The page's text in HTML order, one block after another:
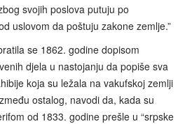
svojih poslova putuju po
uslovom da poštuju zakone zemlje.”
se 1862. godine dopisom
djela u nastojanju da popiše sva
koja su ležala na vakufskoj zemlji
ostalog, navodi da, kada su
od 1833. godine prešle u “srpske